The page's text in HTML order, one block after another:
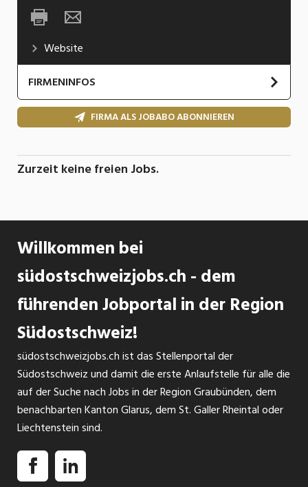
Website
FIRMENINFOS
UNSERE TÄTIGKEITEN
Trimmis die energetische Verwertung und das
thermische Recycling von Abfällen aus
freie Energie für Private und Unternehmen.
Recyclingstoffe werden zurückgewonnen und in
Die GEVAG ist seit dem 1. Januar 2021 eine
selbstständige öffentlich-rechtliche Anstalt im
Eigentum von 23 Trägergemeinden im
Ende 2020 war die GEVAG in der Rechtsform
eines Gemeindeverbandes tätig. Die Abkürzung
aus «Gemeindeverband für Abfallentsorgung in
Graubünden» ergab die Kurzform GEVAG, dieser
Name bleibt als unsere Marke weiterhin
bestehen.
UNSERE MOTIVATION
FIRMA ALS JOBABO ABONNIEREN
Zurzeit keine freien Jobs.
Willkommen bei
südostschweizjobs.ch - dem
führenden Jobportal in der Region
Südostschweiz!
südostschweizjobs.ch ist das Stellenportal der
Südostschweiz und damit die erste Anlaufstelle für alle die
auf der Suche nach Jobs in der Region Graubünden, dem
benachbarten Kanton Glarus, dem St. Galler Rheintal oder
Liechtenstein sind.